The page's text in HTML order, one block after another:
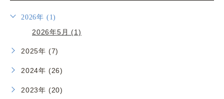
2026年 (1)
2026年5月 (1)
2025年 (7)
2024年 (26)
2023年 (20)